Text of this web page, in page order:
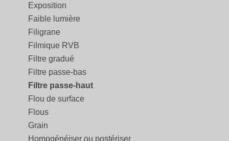
Exposition
Faible lumière
Filigrane
Filmique RVB
Filtre gradué
Filtre passe-bas
Filtre passe-haut
Flou de surface
Flous
Grain
Homogénéiser ou postériser